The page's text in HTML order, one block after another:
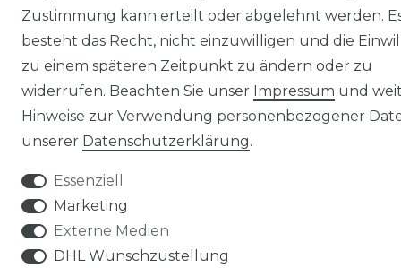
Zustimmung kann erteilt oder abgelehnt werden.
besteht das Recht, nicht einzuwilligen und die
zu einem späteren Zeitpunkt zu ändern oder zu
widerrufen. Beachten Sie unser Impressum und
Hinweise zur Verwendung personenbezogener
unserer Daten­schutz­erklärung.
Essenziell
Marketing
Externe Medien
DHL Wunschzustellung